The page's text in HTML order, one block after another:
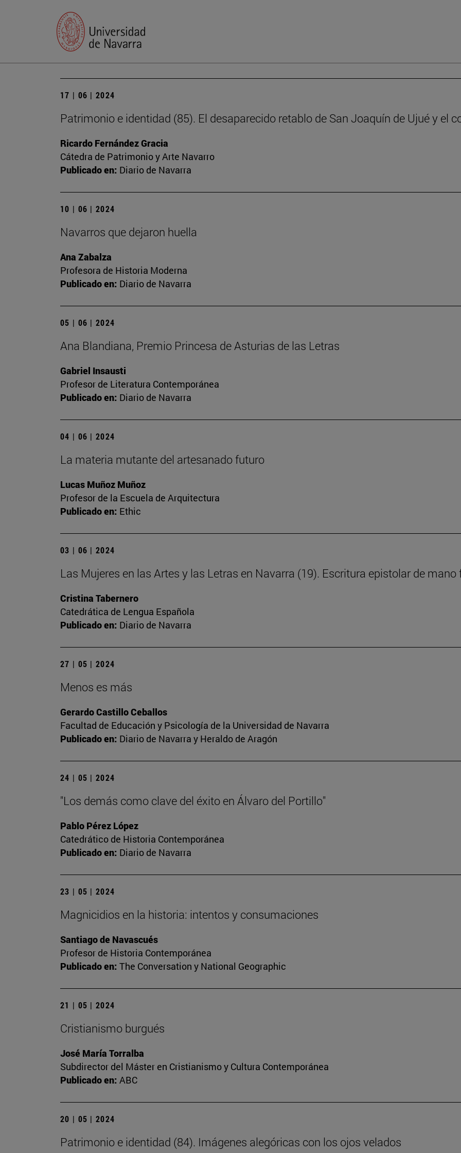
17 | 06 | 2024
Patrimonio e identidad (85). El desaparecido retablo de San Joaquín de Ujué y el
Ricardo Fernández Gracia
Cátedra de Patrimonio y Arte Navarro
Publicado en: Diario de Navarra
10 | 06 | 2024
Navarros que dejaron huella
Ana Zabalza
Profesora de Historia Moderna
Publicado en: Diario de Navarra
05 | 06 | 2024
Ana Blandiana, Premio Princesa de Asturias de las Letras
Gabriel Insausti
Profesor de Literatura Contemporánea
Publicado en: Diario de Navarra
04 | 06 | 2024
La materia mutante del artesanado futuro
Lucas Muñoz Muñoz
Profesor de la Escuela de Arquitectura
Publicado en: Ethic
03 | 06 | 2024
Las Mujeres en las Artes y las Letras en Navarra (19). Escritura epistolar de mano
Cristina Tabernero
Catedrática de Lengua Española
Publicado en: Diario de Navarra
27 | 05 | 2024
Menos es más
Gerardo Castillo Ceballos
Facultad de Educación y Psicología de la Universidad de Navarra
Publicado en: Diario de Navarra y Heraldo de Aragón
24 | 05 | 2024
"Los demás como clave del éxito en Álvaro del Portillo"
Pablo Pérez López
Catedrático de Historia Contemporánea
Publicado en: Diario de Navarra
23 | 05 | 2024
Magnicidios en la historia: intentos y consumaciones
Santiago de Navascués
Profesor de Historia Contemporánea
Publicado en: The Conversation y National Geographic
21 | 05 | 2024
Cristianismo burgués
José María Torralba
Subdirector del Máster en Cristianismo y Cultura Contemporánea
Publicado en: ABC
20 | 05 | 2024
Patrimonio e identidad (84). Imágenes alegóricas con los ojos velados